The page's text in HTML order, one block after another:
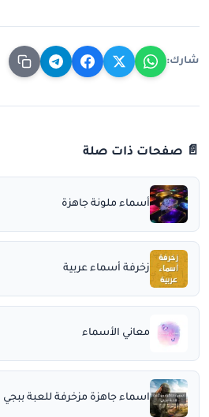
شارك:
📄 صفحات ذات صلة
أسماء ملونة جاهزة
زخرفة أسماء عربية
معاني الأسماء
اسماء جاهزة مزخرفة للعبة ببجي